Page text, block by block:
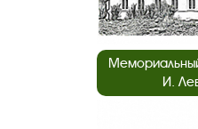
И.